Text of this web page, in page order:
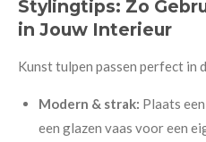
Stylingtips: Zo
in Jouw Interieur
Kunst tulpen passen perfect in
Modern & strak: Plaats
een glazen vaas voor een